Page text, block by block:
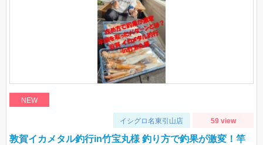
NEW
イシグロ名東引山店 59 view
敦賀イカメタル釣行in竹宝丸様 釣り方で釣果が激変！竿